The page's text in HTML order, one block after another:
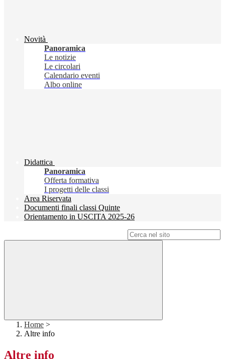
Novità
Panoramica
Le notizie
Le circolari
Calendario eventi
Albo online
Didattica
Panoramica
Offerta formativa
I progetti delle classi
Area Riservata
Documenti finali classi Quinte
Orientamento in USCITA 2025-26
Home >
Altre info
Altre info